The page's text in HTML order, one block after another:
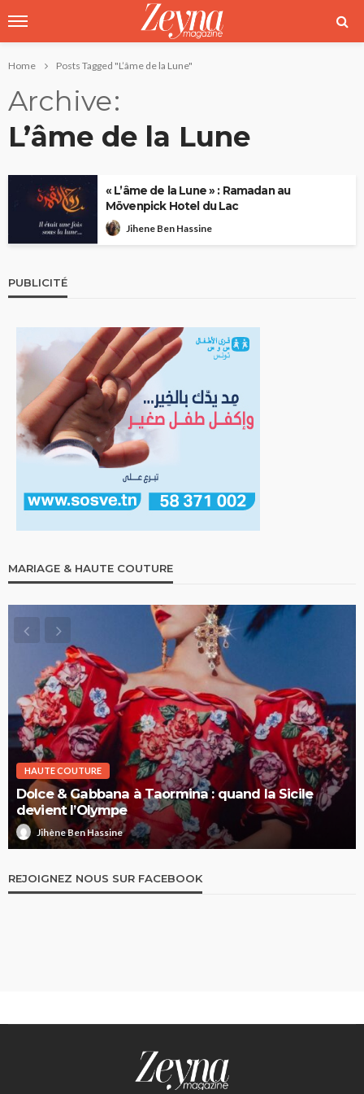
Home Posts Tagged "L’âme de la Lune"
Archive
L’âme de la Lune
« L’âme de la Lune » : Ramadan au
Mövenpick Hotel du Lac
Jihene Ben Hassine
PUBLICITÉ
MARIAGE & HAUTE COUTURE
HAUTE COUTURE
Dolce & Gabbana à Taormina : quand la Sicile
devient l’Olympe
Jihène Ben Hassine
REJOIGNEZ NOUS SUR FACEBOOK